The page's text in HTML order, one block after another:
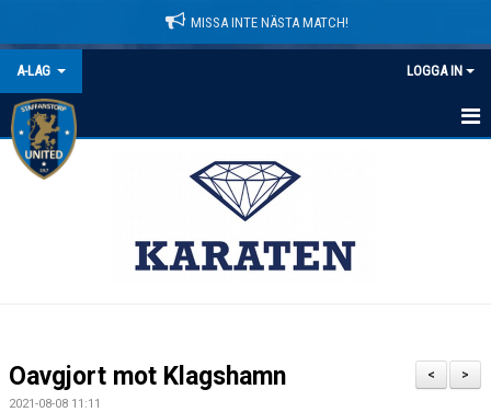
MISSA INTE NÄSTA MATCH!
A-LAG LOGGA IN
HEM
BILDGALLERI
>
<
Oavgjort mot Klagshamn
2021-08-08 11:11